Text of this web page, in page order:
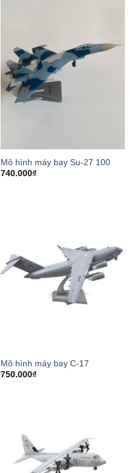
Mô hình máy bay Su-27 100
740.000₫
Mô hình máy bay C-17
750.000₫